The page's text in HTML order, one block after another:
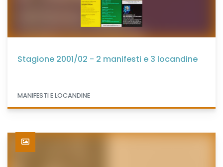
Stagione 2001/02 - 2 manifesti e 3 locandine
MANIFESTI E LOCANDINE